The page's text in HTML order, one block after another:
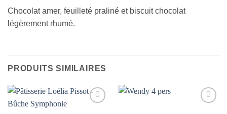
Chocolat amer, feuilleté praliné et biscuit chocolat
légèrement rhumé.
PRODUITS SIMILAIRES